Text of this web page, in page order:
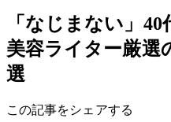
「なじまない」
美容ライター厳選
選
この記事をシェアする